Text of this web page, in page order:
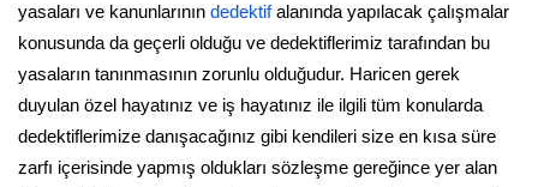
yasaları ve kanunlarının dedektifalanında yapılacak çalışmalar
konusunda da geçerli olduğu ve dedektiflerimiz tarafından bu
yasaların tanınmasının zorunlu olduğudur. Haricen gerek
duyulan özel hayatınız ve iş hayatınız ile ilgili tüm konularda
dedektiflerimize danışacağınız gibi kendileri size en kısa süre
zarfı içerisinde yapmış oldukları sözleşme gereğince yer alan